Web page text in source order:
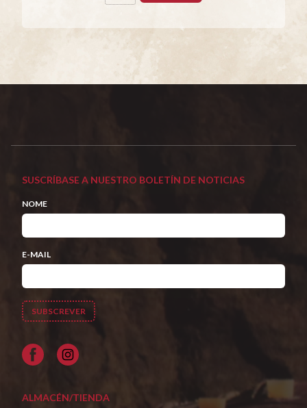
SUSCRÍBASE A NUESTRO BOLETÍN DE NOTICIAS
NOME
E-MAIL
Facebook
ALMACÉN/TIENDA